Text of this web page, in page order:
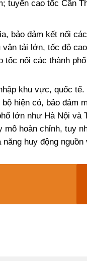
tuyến cao tốc Cần
bảo đảm kết nối
tải lớn, tốc độ
tốc nối các thành
khu vực, quốc
hiện có, bảo đảm
lớn như Hà Nội và
hoàn chỉnh, tuy
huy động nguồn